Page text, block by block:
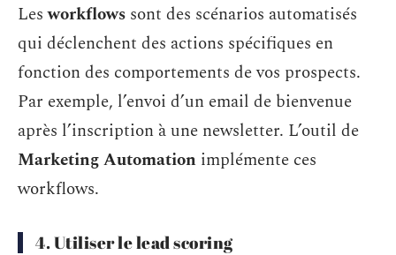
Lesworkflows sont des scénarios automatisés
qui déclenchent des actions spécifiques en
fonction des comportements de vos prospects.
Par exemple, l’envoi d’un email de bienvenue
après l’inscription à une newsletter. L’outil de
Marketing Automation implémente ces
workflows.
4. Utiliser le lead scoring